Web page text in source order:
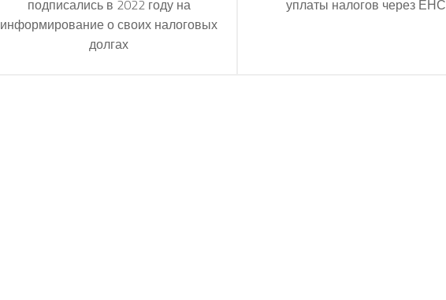
уплаты налогов через ЕНС
подписались в 2022 году на
информирование о своих налоговых
долгах